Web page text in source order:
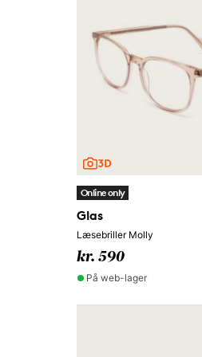
Online only
Glas
Læsebriller Molly
kr. 590
På web-lager